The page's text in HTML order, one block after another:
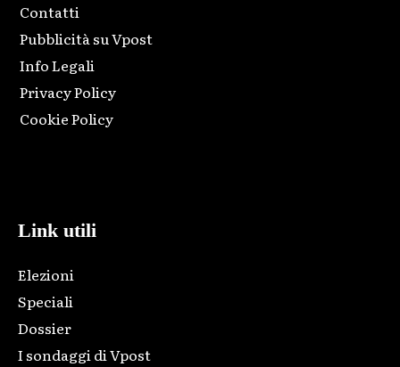
Contatti
Pubblicità su Vpost
Info Legali
Privacy Policy
Cookie Policy
Link utili
Elezioni
Speciali
Dossier
I sondaggi di Vpost